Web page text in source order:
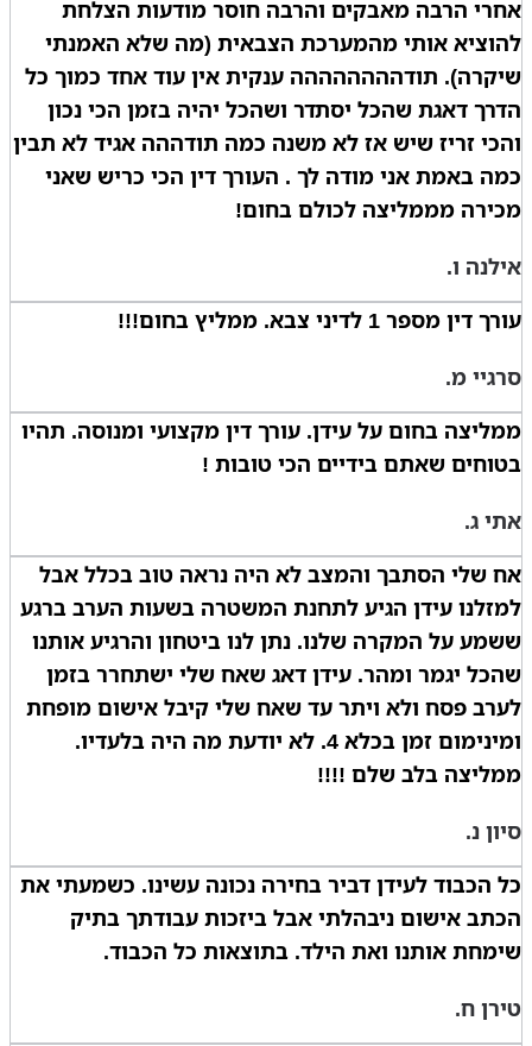
אחרי הרבה מאבקים והרבה חוסר מודעות הצלחת
להוציא אותי מהמערכת הצבאית (מה שלא האמנתי
שיקרה). תודהההההההה ענקית אין עוד אחד כמוך כל
הדרך דאגת שהכל יסתדר ושהכל יהיה בזמן הכי נכון
והכי זריז שיש אז לא משנה כמה תודההה אגיד לא תבין
כמה באמת אני מודה לך . העורך דין הכי כריש שאני
מכירה מממליצה לכולם בחום!
אילנה ו.
עורך דין מספר 1 לדיני צבא. ממליץ בחום!!!
סרגיי מ.
ממליצה בחום על עידן. עורך דין מקצועי ומנוסה. תהיו
בטוחים שאתם בידיים הכי טובות !
אתי ג.
אח שלי הסתבך והמצב לא היה נראה טוב בכלל אבל
למזלנו עידן הגיע לתחנת המשטרה בשעות הערב ברגע
ששמע על המקרה שלנו. נתן לנו ביטחון והרגיע אותנו
שהכל יגמר ומהר. עידן דאג שאח שלי ישתחרר בזמן
לערב פסח ולא ויתר עד שאח שלי קיבל אישום מופחת
ומינימום זמן בכלא 4. לא יודעת מה היה בלעדיו.
ממליצה בלב שלם !!!!
סיון נ.
כל הכבוד לעידן דביר בחירה נכונה עשינו. כשמעתי את
הכתב אישום ניבהלתי אבל ביזכות עבודתך בתיק
שימחת אותנו ואת הילד. בתוצאות כל הכבוד.
טירן ח.